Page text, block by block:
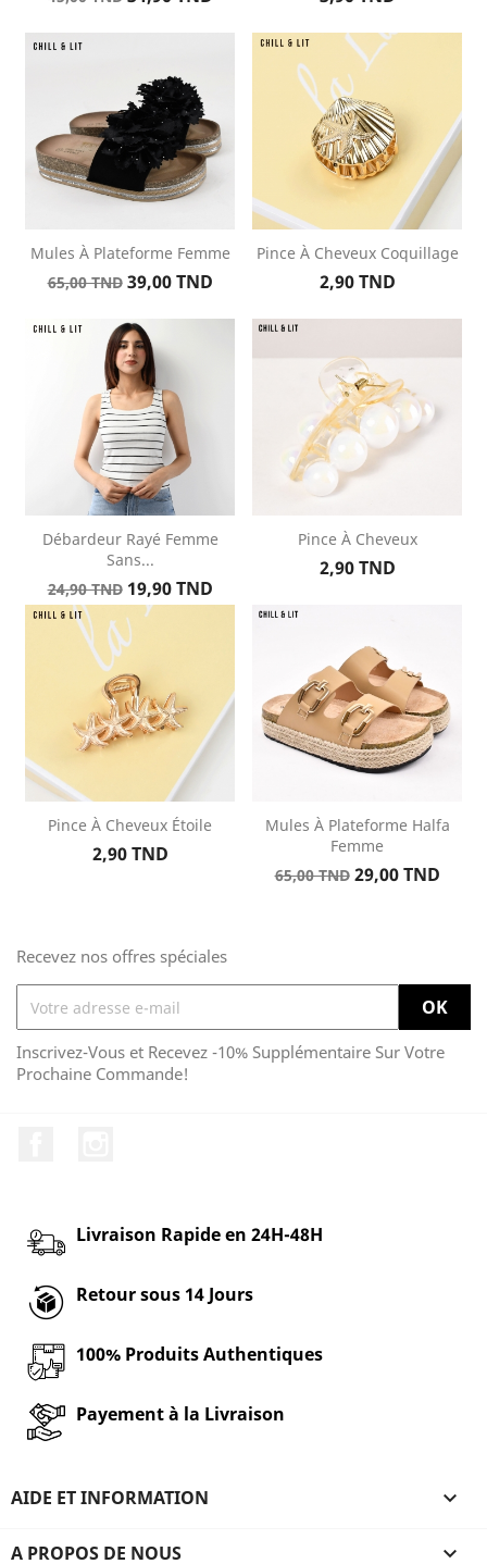
base
Mules À Plateforme Femme
Prix
base
65,00 TND Prix
39,00 TND
Pince À Cheveux Coquillage
Prix
2,90 TND
Débardeur Rayé Femme
Sans...
Prix
de
base
24,90 TND Prix
19,90 TND
Pince À Cheveux
Prix
2,90 TND
Pince À Cheveux Étoile
Prix
2,90 TND
Mules À Plateforme Halfa
Femme
Prix
65,00 TND Prix
29,00 TND
Recevez nos offres spéciales
Inscrivez-Vous et Recevez -10% Supplémentaire Sur Votre
Prochaine Commande!
Livraison Rapide en 24H-48H
Retour sous 14 Jours
100% Produits Authentiques
Payement à la Livraison
AIDE ET INFORMATION 
A PROPOS DE NOUS 